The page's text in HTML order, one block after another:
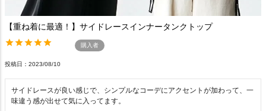
【重ね着に最適！】サイドレースインナータンクトップ
購入者
投稿日 2023/08/10
サイドレースが良い感じで、シンプルなコーデにアクセントが加わって、一
味違う感が出せて気に入ってます。